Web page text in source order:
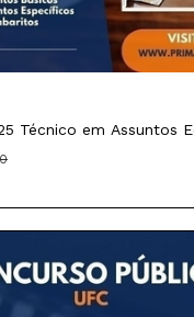
Técnico em Assuntos